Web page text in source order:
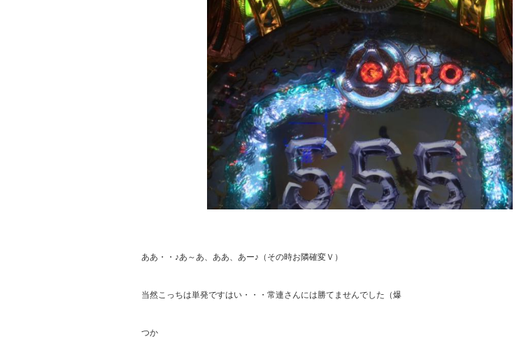
ああ・・♪あ～あ、ああ、あー♪（その時お隣確変Ｖ）
当然こっちは単発ですはい・・・常連さんには勝てませんでした（爆
つか